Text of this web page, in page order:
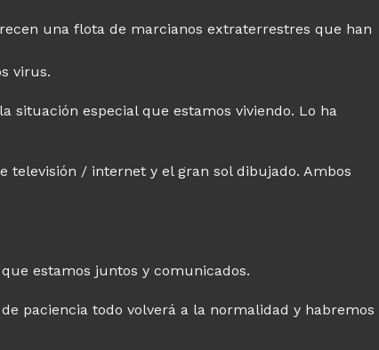
una flota de marcianos extraterrestres que han
virus.
situación especial que estamos viviendo. Lo ha
televisión / internet y el gran sol dibujado. Ambos
estamos juntos y comunicados.
paciencia todo volverá a la normalidad y habremos